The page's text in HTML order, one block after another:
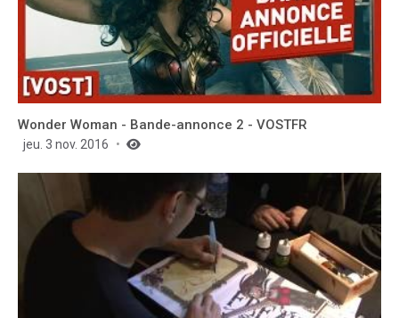
Wonder Woman - Bande-annonce 2 - VOSTFR
jeu. 3 nov. 2016